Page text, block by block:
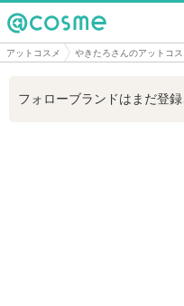
@cosme
アットコスメ やきたろさんのアットコス
フォローブランドはまだ登録